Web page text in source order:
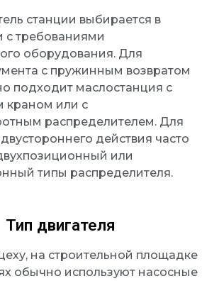
станции выбирается в
с требованиями
оборудования. Для
с пружинным возвратом
подходит маслостанция с
краном или с
распределителем. Для
действия часто
или
типы распределителя.
Тип двигателя
на строительной площадке
обычно используют насосные